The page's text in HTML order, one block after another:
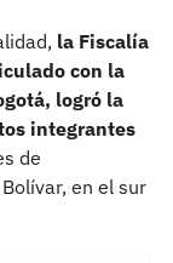
la Fiscalía
con la
logró la
integrantes
de
en el sur